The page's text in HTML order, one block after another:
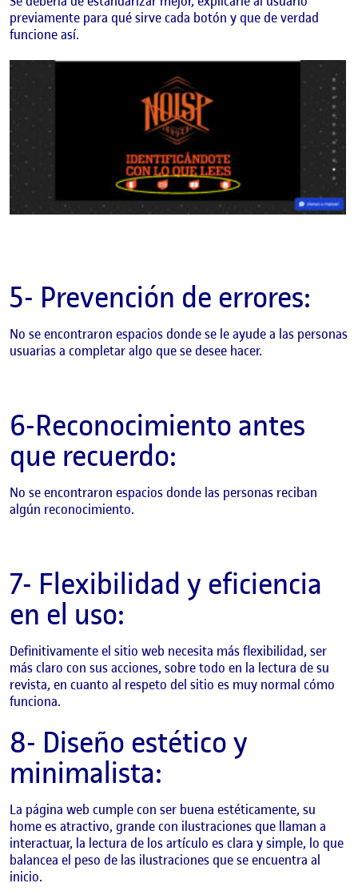
previamente para qué sirve cada botón y que de verdad
funcione así.
5- Prevención de errores:
No se encontraron espacios donde se le ayude a las personas
usuarias a completar algo que se desee hacer.
6-Reconocimiento antes
que recuerdo:
No se encontraron espacios donde las personas reciban
algún reconocimiento.
7- Flexibilidad y eficiencia
en el uso:
Definitivamente el sitio web necesita más flexibilidad, ser
más claro con sus acciones, sobre todo en la lectura de su
revista, en cuanto al respeto del sitio es muy normal cómo
funciona.
8- Diseño estético y
minimalista:
La página web cumple con ser buena estéticamente, su
home es atractivo, grande con ilustraciones que llaman a
interactuar, la lectura de los artículo es clara y simple, lo que
balancea el peso de las ilustraciones que se encuentra al
inicio.